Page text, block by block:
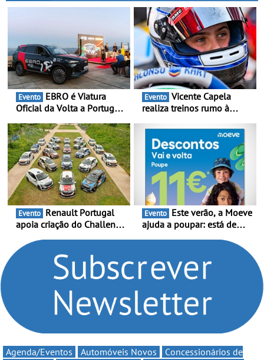
Evento
Oficial da Volta a Portugal
presença nacional ao lado
da mítica prova de ciclismo
e leva a sua gama SUV
multi-energia às estradas
de Portugal
Evento
realiza treinos rumo à
Portugal Karting e mira boa
estreia - O Campeonato
Portugal Karting 2026
decorre entre 1 de Março e
6 de Setembro
Evento
apoia criação do Challenge
compromisso com o
automobilismo nacional
continua em 2026
Evento
ajuda a poupar: está de
Volta” com descontos de
Agenda/Eventos Automóveis Novos
Concessionários de